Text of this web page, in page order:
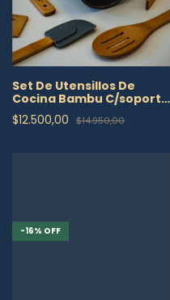
Set De Utensillos De
Cocina Bambu C/soporte
De Ceramica
$12.500,00 $14.950,00
-16% OFF